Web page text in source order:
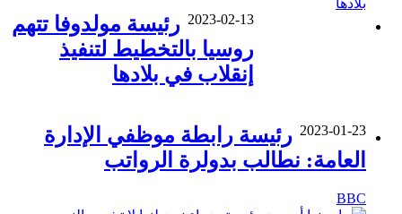
2023-02-13 رئيسة مولدوفا تتهم
روسيا بالتخطيط لتنفيذ
إنقلاب في بلادها
2023-01-23 رئيسة رابطة موظفي الإدارة
العامة: نطالب بدولرة الرواتب
BBC